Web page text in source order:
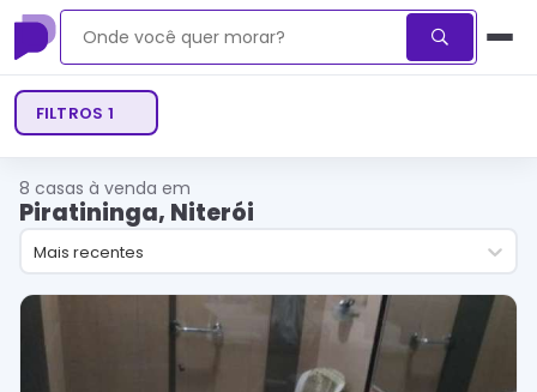
FILTROS 1
8 casas à venda em
Piratininga, Niterói
Mais recentes